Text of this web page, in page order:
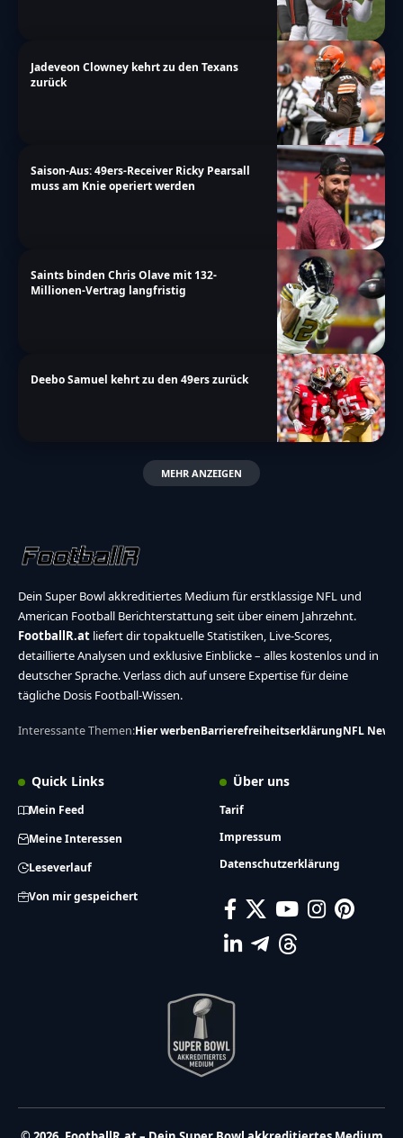
Jadeveon Clowney kehrt zu den Texans
zurück
Saison-Aus: 49ers-Receiver Ricky Pearsall
muss am Knie operiert werden
Saints binden Chris Olave mit 132-
Millionen-Vertrag langfristig
Deebo Samuel kehrt zu den 49ers zurück
MEHR ANZEIGEN
Dein Super Bowl akkreditiertes Medium für erstklassige NFL und
American Football Berichterstattung seit über einem Jahrzehnt.
FootballR.at liefert dir topaktuelle Statistiken, Live-Scores,
detaillierte Analysen und exklusive Einblicke – alles kostenlos und in
deutscher Sprache. Verlass dich auf unsere Expertise für deine
tägliche Dosis Football-Wissen.
Interessante Themen:Hier werbenBarrierefreiheitserklärungNFL News
Quick Links
Mein Feed
Meine Interessen
Leseverlauf
Von mir gespeichert
Über uns
Tarif
Impressum
Datenschutzerklärung